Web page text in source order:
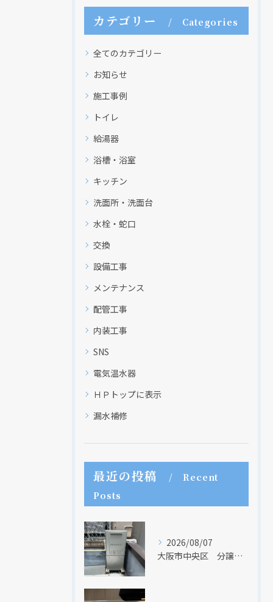
カテゴリー Categories
全てのカテゴリー
お知らせ
施工事例
トイレ
給湯器
浴槽・浴室
キッチン
洗面所・洗面台
水栓・蛇口
交換
設備工事
メンテナンス
配管工事
内装工事
SNS
電気温水器
ＨＰトップに表示
漏水補修
最近の投稿
Recent
Posts
2026/08/07
大阪市中央区 分譲マンションの給湯器取替リフォーム工事 UV除菌機能搭載給湯器
クリックでチラシのページにジャンプします
クリックでチラシのページにジャンプします